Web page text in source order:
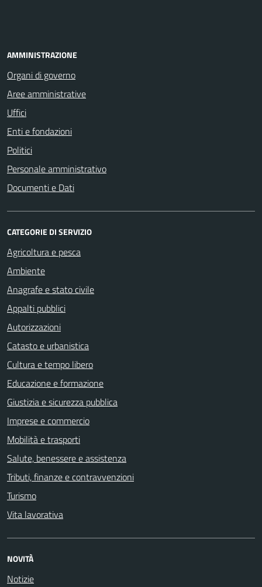
AMMINISTRAZIONE
Organi di governo
Aree amministrative
Uffici
Enti e fondazioni
Politici
Personale amministrativo
Documenti e Dati
CATEGORIE DI SERVIZIO
Agricoltura e pesca
Ambiente
Anagrafe e stato civile
Appalti pubblici
Autorizzazioni
Catasto e urbanistica
Cultura e tempo libero
Educazione e formazione
Giustizia e sicurezza pubblica
Imprese e commercio
Mobilità e trasporti
Salute, benessere e assistenza
Tributi, finanze e contravvenzioni
Turismo
Vita lavorativa
NOVITÀ
Notizie